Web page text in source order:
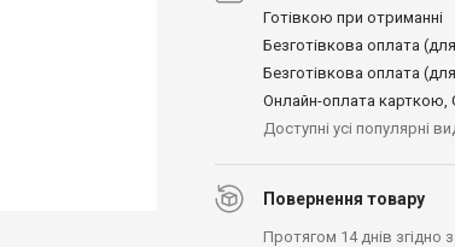
Готівкою при отриманні
Безготівкова оплата
Безготівкова оплата
Онлайн-оплата карткою,
Доступні усі популярні
Повернення товару
Протягом 14 днів згідно